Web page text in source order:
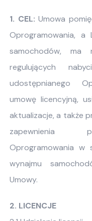
1. CEL: Umowa
Oprogramowania, a
samochodów, ma
regulujących
udostępnianego
umowę licencyjną,
aktualizacje, a także
zapewnienia
Oprogramowania w
wynajmu
Umowy.
2. LICENCJE